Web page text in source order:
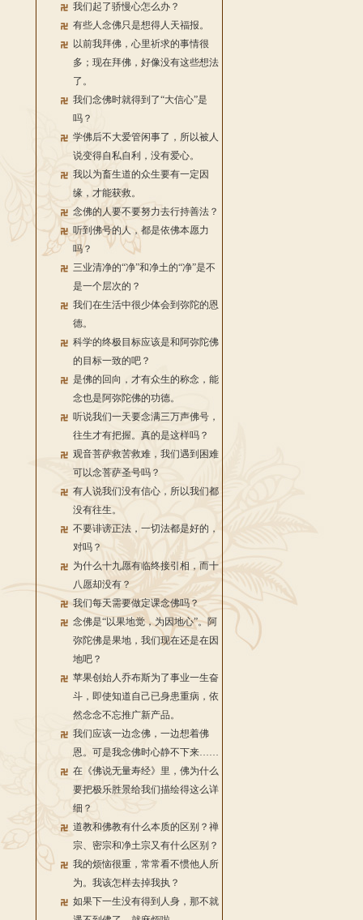
我们起了骄慢心怎么办？
有些人念佛只是想得人天福报。
以前我拜佛，心里祈求的事情很
多；现在拜佛，好像没有这些想法
了。
我们念佛时就得到了“大信心”是
吗？
学佛后不大爱管闲事了，所以被人
说变得自私自利，没有爱心。
我以为畜生道的众生要有一定因
缘，才能获救。
念佛的人要不要努力去行持善法？
听到佛号的人，都是依佛本愿力
吗？
三业清净的“净”和净土的“净”是不
是一个层次的？
我们在生活中很少体会到弥陀的恩
德。
科学的终极目标应该是和阿弥陀佛
的目标一致的吧？
是佛的回向，才有众生的称念，能
念也是阿弥陀佛的功德。
听说我们一天要念满三万声佛号，
往生才有把握。真的是这样吗？
观音菩萨救苦救难，我们遇到困难
可以念菩萨圣号吗？
有人说我们没有信心，所以我们都
没有往生。
不要诽谤正法，一切法都是好的，
对吗？
为什么十九愿有临终接引相，而十
八愿却没有？
我们每天需要做定课念佛吗？
念佛是“以果地觉，为因地心”。阿
弥陀佛是果地，我们现在还是在因
地吧？
苹果创始人乔布斯为了事业一生奋
斗，即使知道自己已身患重病，依
然念念不忘推广新产品。
我们应该一边念佛，一边想着佛
恩。可是我念佛时心静不下来……
在《佛说无量寿经》里，佛为什么
要把极乐胜景给我们描绘得这么详
细？
道教和佛教有什么本质的区别？禅
宗、密宗和净土宗又有什么区别？
我的烦恼很重，常常看不惯他人所
为。我该怎样去掉我执？
如果下一生没有得到人身，那不就